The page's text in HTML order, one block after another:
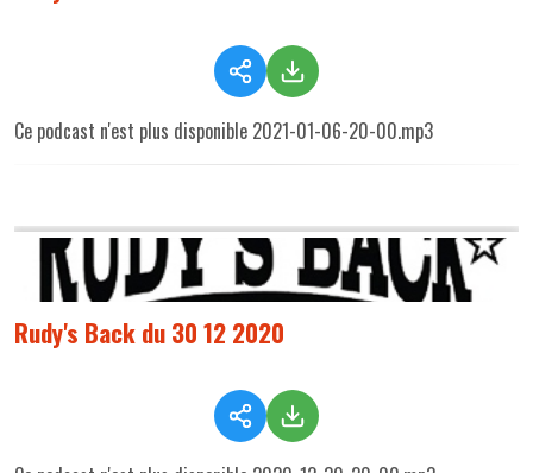
Ce podcast n'est plus disponible 2021-01-06-20-00.mp3
Rudy's Back du 30 12 2020